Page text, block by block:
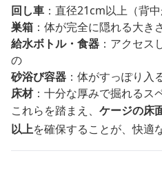
回し車 ：直径21cm以上（背
巣箱 ：体が完全に隠れる大き
給水ボトル・食器 ：アクセス
の
砂浴び容器 ：体がすっぽり入
床材：十分な厚みで掘れるス
これらを踏まえ、 ケージの床
以上を確保することが、快適